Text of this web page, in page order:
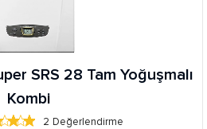
SRS 28 Tam Yoğuşmalı
Kombi
2 Değerlendirme